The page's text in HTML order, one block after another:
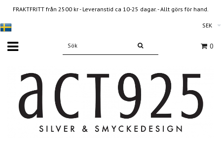
FRAKTFRITT från 2500 kr - Leveranstid ca 10-25 dagar. - Allt görs för hand.
SEK
0